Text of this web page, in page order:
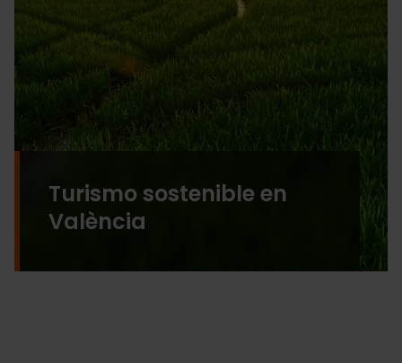
Turismo sostenible en
València